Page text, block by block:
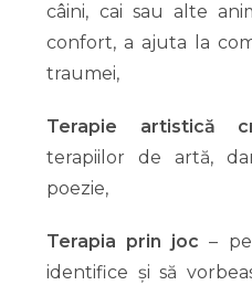
câini, cai sau alte
confort, a ajuta la
traumei,
Terapie artistică
terapiilor de artă,
poezie,
Terapia prin joc–
identifice și să